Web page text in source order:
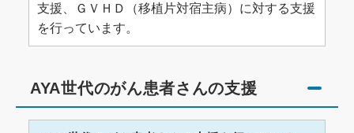
支援、ＧＶＨＤ（移植片対宿主病）に対する支援
を行っています。
AYA世代のがん患者さんの支援